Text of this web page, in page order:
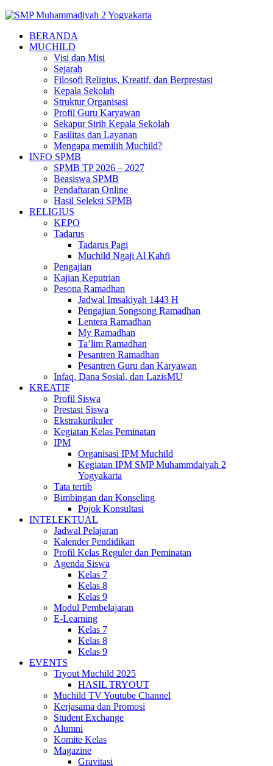
BERANDA
MUCHILD
Visi dan Misi
Sejarah
Filosofi Religius, Kreatif, dan Berprestasi
Kepala Sekolah
Struktur Organisasi
Profil Guru Karyawan
Sekapur Sirih Kepala Sekolah
Fasilitas dan Layanan
Mengapa memilih Muchild?
INFO SPMB
SPMB TP 2026 – 2027
Beasiswa SPMB
Pendaftaran Online
Hasil Seleksi SPMB
RELIGIUS
KEPO
Tadarus
Tadarus Pagi
Muchild Ngaji Al Kahfi
Pengajian
Kajian Keputrian
Pesona Ramadhan
Jadwal Imsakiyah 1443 H
Pengajian Songsong Ramadhan
Lentera Ramadhan
My Ramadhan
Ta’lim Ramadhan
Pesantren Ramadhan
Pesantren Guru dan Karyawan
Infaq, Dana Sosial, dan LazisMU
KREATIF
Profil Siswa
Prestasi Siswa
Ekstrakurikuler
Kegiatan Kelas Peminatan
IPM
Organisasi IPM Muchild
Kegiatan IPM SMP Muhammdaiyah 2
Yogyakarta
Tata tertib
Bimbingan dan Konseling
Pojok Konsultasi
INTELEKTUAL
Jadwal Pelajaran
Kalender Pendidikan
Profil Kelas Reguler dan Peminatan
Agenda Siswa
Kelas 7
Kelas 8
Kelas 9
Modul Pembelajaran
E-Learning
Kelas 7
Kelas 8
Kelas 9
EVENTS
Tryout Muchild 2025
HASIL TRYOUT
Muchild TV Youtube Channel
Kerjasama dan Promosi
Student Exchange
Alumni
Komite Kelas
Magazine
Gravitasi